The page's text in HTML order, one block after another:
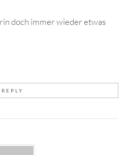
doch immer wieder etwas
REPLY